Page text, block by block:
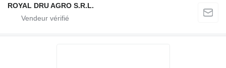
ROYAL DRU AGRO S.R.L.